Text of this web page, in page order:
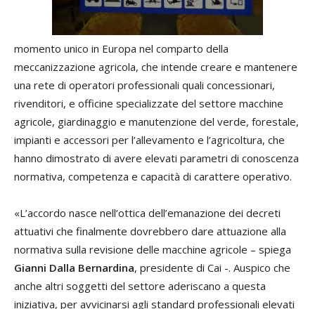
momento unico in Europa nel comparto della
meccanizzazione agricola, che intende creare e mantenere
una rete di operatori professionali quali concessionari,
rivenditori, e officine specializzate del settore macchine
agricole, giardinaggio e manutenzione del verde, forestale,
impianti e accessori per l’allevamento e l’agricoltura, che
hanno dimostrato di avere elevati parametri di conoscenza
normativa, competenza e capacità di carattere operativo.
«L’accordo nasce nell’ottica dell’emanazione dei decreti
attuativi che finalmente dovrebbero dare attuazione alla
normativa sulla revisione delle macchine agricole – spiega
Gianni Dalla Bernardina, presidente di Cai -. Auspico che
anche altri soggetti del settore aderiscano a questa
iniziativa, per avvicinarsi agli standard professionali elevati